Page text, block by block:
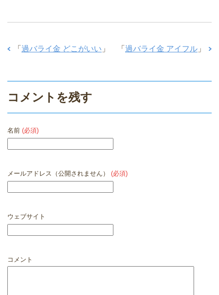
「 過バライ金 アイフル 」
「 過バライ金 どこがいい 」
コメントを残す
名前 (必須)
メールアドレス（公開されません） (必須)
ウェブサイト
コメント